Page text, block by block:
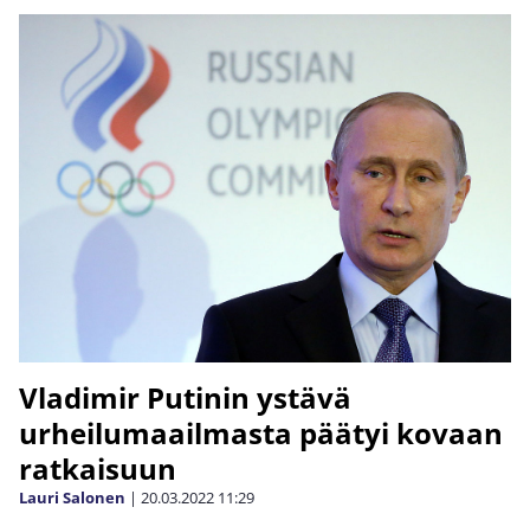
Vladimir Putinin ystävä
urheilumaailmasta päätyi kovaan
ratkaisuun
Lauri Salonen | 20.03.2022 11:29